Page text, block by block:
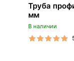
Труба
мм
В наличии